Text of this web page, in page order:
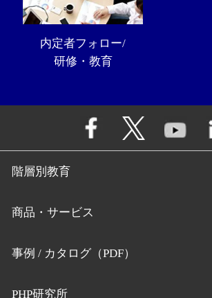
内定者フォロー/
研修・教育
階層別教育
商品・サービス
事例 / カタログ（PDF）
PHP研究所